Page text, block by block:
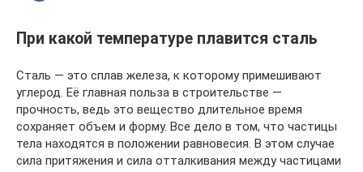
При какой температуре плавится сталь
Сталь — это сплав железа, к которому примешивают
углерод. Её главная польза в строительстве —
прочность, ведь это вещество длительное время
сохраняет объем и форму. Все дело в том, что частицы
тела находятся в положении равновесия. В этом случае
сила притяжения и сила отталкивания между частицами